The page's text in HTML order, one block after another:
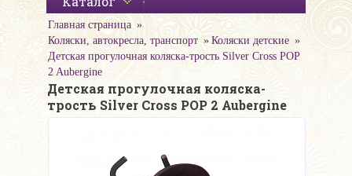
Главная страница
Коляски, автокресла, транспорт
Коляски детские
Детская прогулочная коляска-трость Silver Cross POP
2 Aubergine
Детская прогулочная коляска-
трость Silver Cross POP 2 Aubergine